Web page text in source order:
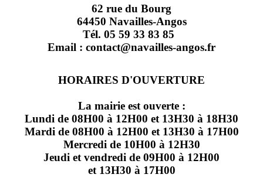
62 rue du Bourg
64450 Navailles-Angos
Tél. 05 59 33 83 85
Email : contact@navailles-angos.fr
HORAIRES D'OUVERTURE
La mairie est ouverte :
Lundi de 08H00 à 12H00 et 13H30 à 18H30
Mardi de 08H00 à 12H00 et 13H30 à 17H00
Mercredi de 10H00 à 12H30
Jeudi et vendredi de 09H00 à 12H00
et 13H30 à 17H00